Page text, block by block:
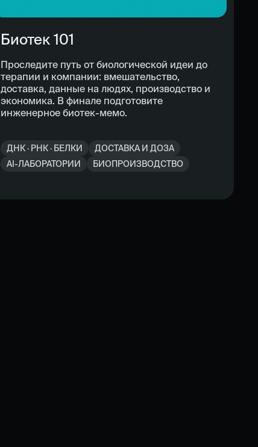
Биотек 101
Проследите путь от биологической идеи до
терапии и компании: вмешательство,
доставка, данные на людях, производство и
экономика. В финале подготовите
инженерное биотек-мемо.
ДНК · РНК · БЕЛКИ
ДОСТАВКА И ДОЗА
AI-ЛАБОРАТОРИИ
БИОПРОИЗВОДСТВО